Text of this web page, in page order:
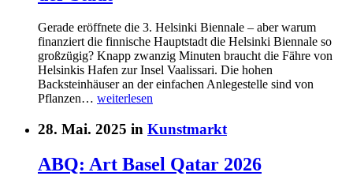
Gerade eröffnete die 3. Helsinki Biennale – aber warum
finanziert die finnische Hauptstadt die Helsinki Biennale so
großzügig? Knapp zwanzig Minuten braucht die Fähre von
Helsinkis Hafen zur Insel Vaalissari. Die hohen
Backsteinhäuser an der einfachen Anlegestelle sind von
Pflanzen… weiterlesen
28. Mai. 2025 in Kunstmarkt
ABQ: Art Basel Qatar 2026